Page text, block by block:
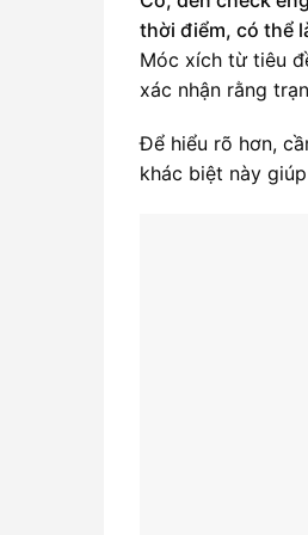
thời điểm, có thể
Móc xích từ tiêu
xác nhận rằng
Để hiểu rõ hơn,
khác biệt này